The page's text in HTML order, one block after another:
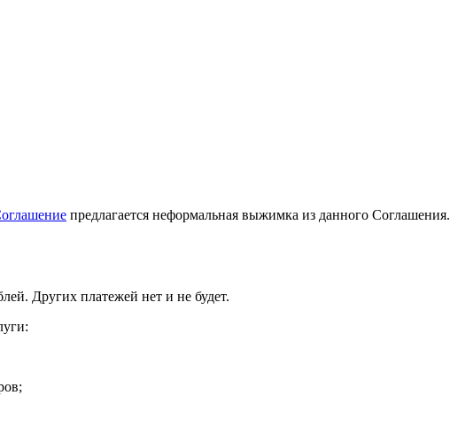
предлагается неформальная выжимка из данного Соглашения.
Других платежей нет и не будет.